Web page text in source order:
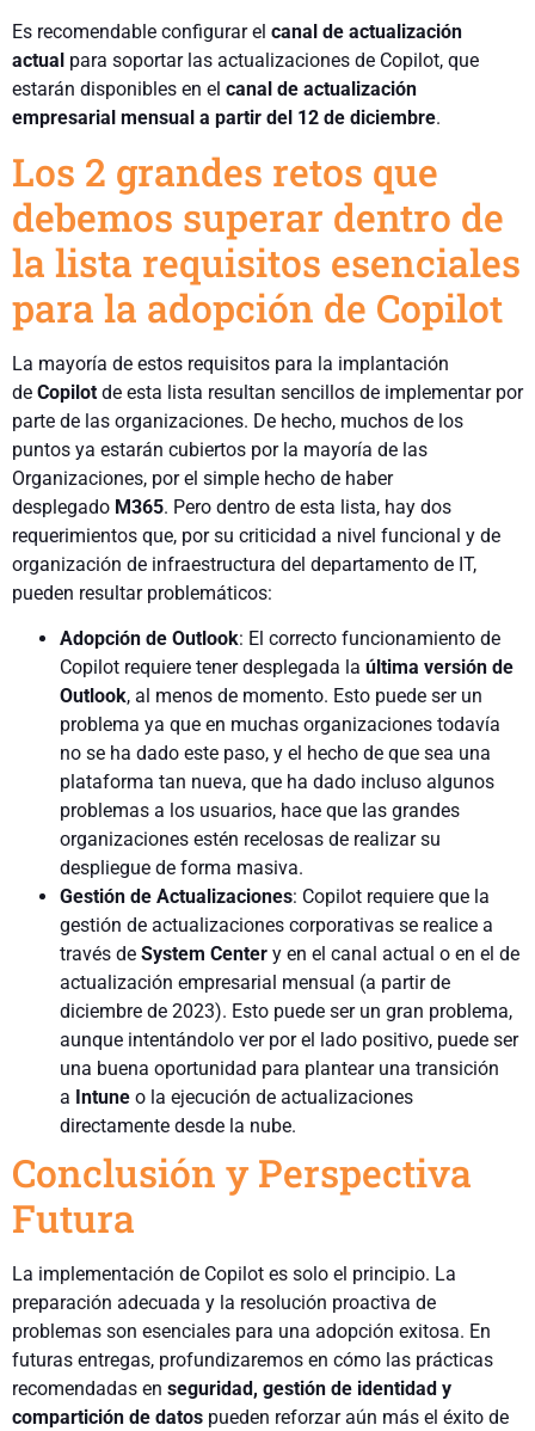
Es recomendable configurar el canal de actualización
actual para soportar las actualizaciones de Copilot, que
estarán disponibles en el canal de actualización
empresarial mensual a partir del 12 de diciembre.
Los 2 grandes retos que
debemos superar dentro de
la lista requisitos esenciales
para la adopción de Copilot
La mayoría de estos requisitos para la implantación
de Copilot de esta lista resultan sencillos de implementar por
parte de las organizaciones. De hecho, muchos de los
puntos ya estarán cubiertos por la mayoría de las
Organizaciones, por el simple hecho de haber
desplegado M365. Pero dentro de esta lista, hay dos
requerimientos que, por su criticidad a nivel funcional y de
organización de infraestructura del departamento de IT,
pueden resultar problemáticos:
Adopción de Outlook: El correcto funcionamiento de
Copilot requiere tener desplegada la última versión de
Outlook, al menos de momento. Esto puede ser un
problema ya que en muchas organizaciones todavía
no se ha dado este paso, y el hecho de que sea una
plataforma tan nueva, que ha dado incluso algunos
problemas a los usuarios, hace que las grandes
organizaciones estén recelosas de realizar su
despliegue de forma masiva.
Gestión de Actualizaciones: Copilot requiere que la
gestión de actualizaciones corporativas se realice a
través de System Center y en el canal actual o en el de
actualización empresarial mensual (a partir de
diciembre de 2023). Esto puede ser un gran problema,
aunque intentándolo ver por el lado positivo, puede ser
una buena oportunidad para plantear una transición
a Intune o la ejecución de actualizaciones
directamente desde la nube.
Conclusión y Perspectiva
Futura
La implementación de Copilot es solo el principio. La
preparación adecuada y la resolución proactiva de
problemas son esenciales para una adopción exitosa. En
futuras entregas, profundizaremos en cómo las prácticas
recomendadas en seguridad, gestión de identidad y
compartición de datos pueden reforzar aún más el éxito de